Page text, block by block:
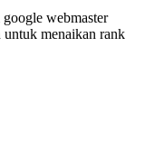
webmaster
untuk menaikan rank